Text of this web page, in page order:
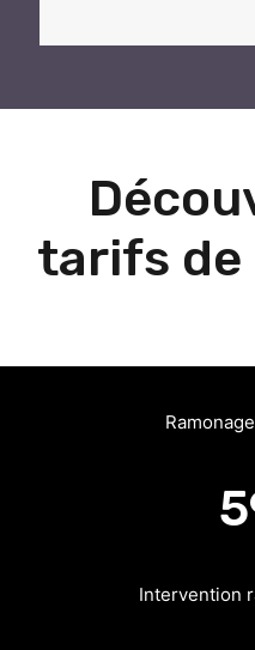
tarifs de
Intervention